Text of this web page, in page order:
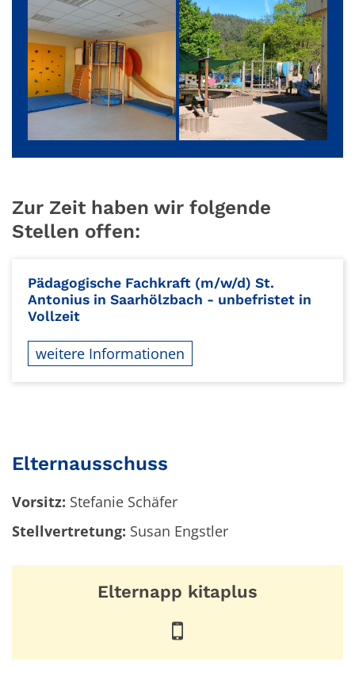
Zur Zeit haben wir folgende
Stellen offen:
Pädagogische Fachkraft (m/w/d) St.
Antonius in Saarhölzbach - unbefristet in
Vollzeit
weitere Informationen
Elternausschuss
Vorsitz: Stefanie Schäfer
Stellvertretung: Susan Engstler
Elternapp kitaplus